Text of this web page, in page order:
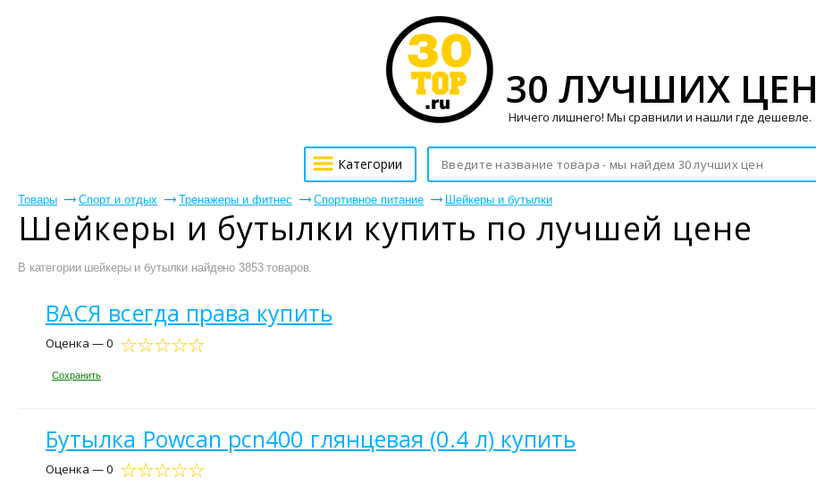
Товары Спорт и отдых Тренажеры и фитнес Спортивное питание Шейкеры и бутылки
Шейкеры и бутылки купить по лучшей цене
В категории шейкеры и бутылки найдено 3853 товаров.
ВАСЯ всегда права купить
Оценка — 0
Сохранить
Бутылка Powcan pcn400 глянцевая (0.4 л) купить
Оценка — 0
30 ЛУЧШИХ ЦЕН
Ничего лишнего! Мы сравнили и нашли где дешевле.
Категории